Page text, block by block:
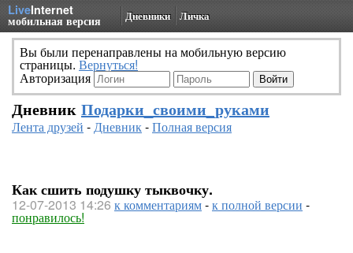
LiveInternet
мобильная версия Дневники Личка
Вы были перенаправлены на мобильную версию
страницы. Вернуться!
Авторизация
Дневник Подарки_своими_руками
Лента друзей -Дневник-Полная версия
Как сшить подушку тыквочку.
12-07-2013 14:26 к комментариям-к полной версии -
понравилось!